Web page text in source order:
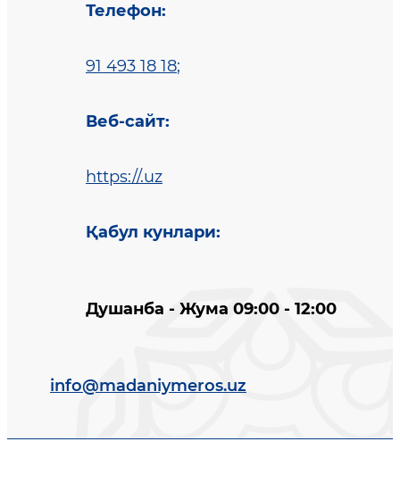
Телефон:
91 493 18 18;
Веб-сайт:
https://.uz
Қабул кунлари:
Душанба - Жума 09:00 - 12:00
info@madaniymeros.uz